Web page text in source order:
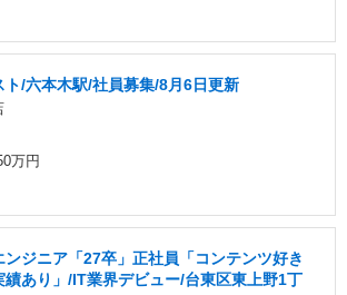
ト/六本木駅/社員募集/8月6日更新
万円
ジニア「27卒」正社員「コンテンツ好き
績あり」/IT業界デビュー/台東区東上野1丁